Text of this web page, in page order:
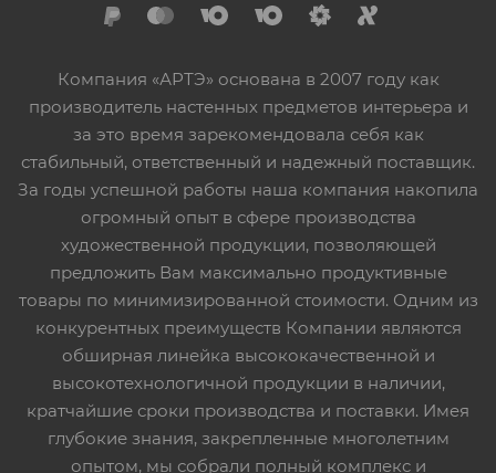
Компания «АРТЭ» основана в 2007 году как
производитель настенных предметов интерьера и
за это время зарекомендовала себя как
стабильный, ответственный и надежный поставщик.
За годы успешной работы наша компания накопила
огромный опыт в сфере производства
художественной продукции, позволяющей
предложить Вам максимально продуктивные
товары по минимизированной стоимости. Одним из
конкурентных преимуществ Компании являются
обширная линейка высококачественной и
высокотехнологичной продукции в наличии,
кратчайшие сроки производства и поставки. Имея
глубокие знания, закрепленные многолетним
опытом, мы собрали полный комплекс и